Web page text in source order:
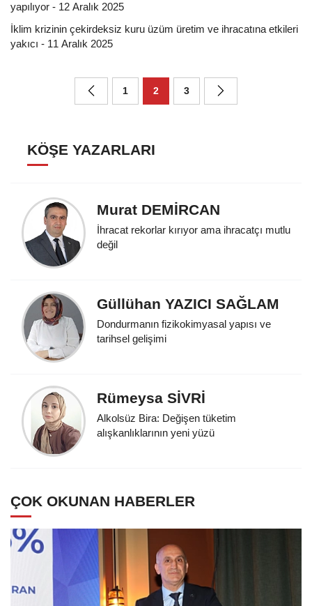
yapılıyor - 12 Aralık 2025
İklim krizinin çekirdeksiz kuru üzüm üretim ve ihracatına etkileri
yakıcı - 11 Aralık 2025
1 2 3
KÖŞE YAZARLARI
Murat DEMİRCAN
İhracat rekorlar kırıyor ama ihracatçı mutlu
değil
Güllühan YAZICI SAĞLAM
Dondurmanın fizikokimyasal yapısı ve
tarihsel gelişimi
Rümeysa SİVRİ
Alkolsüz Bira: Değişen tüketim
alışkanlıklarının yeni yüzü
ÇOK OKUNAN HABERLER